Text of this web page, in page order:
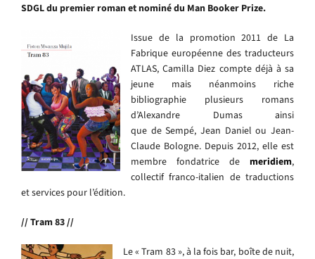
SDGL du premier roman et nominé du Man Booker Prize.
Issue de la promotion 2011 de La
Fabrique européenne des traducteurs
ATLAS, Camilla Diez compte déjà à sa
jeune mais néanmoins riche
bibliographie plusieurs romans
d’Alexandre Dumas ainsi
que de Sempé, Jean Daniel ou Jean-
Claude Bologne. Depuis 2012, elle est
membre fondatrice de meridiem,
collectif franco-italien de traductions
et services pour l’édition.
// Tram 83 //
Le « Tram 83 », à la fois bar, boîte de nuit,